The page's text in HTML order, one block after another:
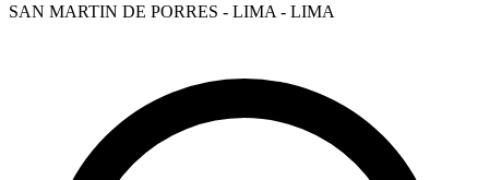
SAN MARTIN DE PORRES - LIMA - LIMA